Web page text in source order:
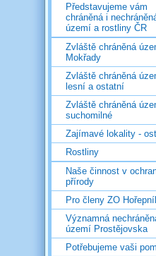
Představujeme vám
chráněná i
území a rostliny ČR
Zvláště chráněná
Mokřady
Zvláště chráněná
lesní a ostatní
Zvláště chráněná
suchomilné
Zajímavé lokality -
Rostliny
Naše činnost v
přírody
Pro členy ZO
Významná
území Prostějovska
Potřebujeme vaši